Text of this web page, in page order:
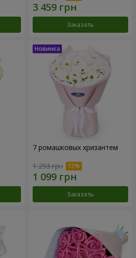
Заказать
7 ромашковых хризантем
1 293 грн
Заказать